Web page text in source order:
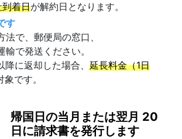
到着日が解約日となります。
す
法で、郵便局の窓口、
輸で発送ください。
に返却した場合、 延長料金（1日
象です。
帰国日の当月または翌月 20
日に請求書を発行します